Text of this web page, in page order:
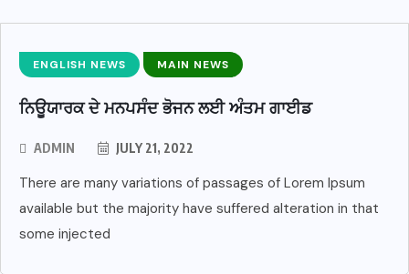
ENGLISH NEWS MAIN NEWS
ਨਿਊਯਾਰਕ ਦੇ ਮਨਪਸੰਦ ਭੋਜਨ ਲਈ ਅੰਤਮ ਗਾਈਡ
ADMIN JULY 21, 2022
There are many variations of passages of Lorem Ipsum
available but the majority have suffered alteration in that
some injected